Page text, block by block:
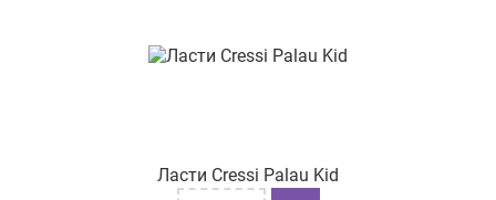
Ласти Cressi Palau Kid